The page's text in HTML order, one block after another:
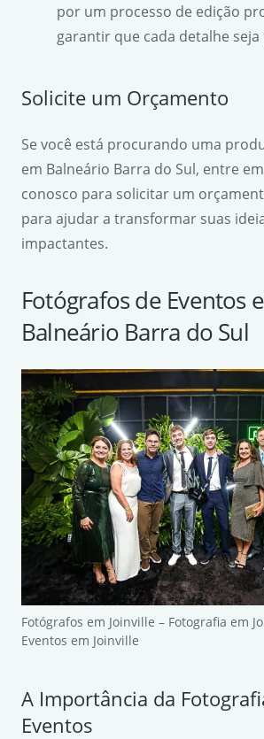
por um processo de edição
garantir que cada detalhe
Solicite um Orçamento
Se você está procurando uma
em Balneário Barra do Sul, entre
conosco para solicitar um
para ajudar a transformar suas
impactantes.
Fotógrafos de Eventos
Balneário Barra do Sul
Fotógrafos em Joinville – Fotografia em
Eventos em Joinville
A Importância da
Eventos